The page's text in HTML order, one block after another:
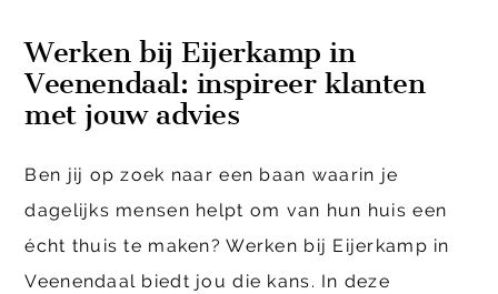
Werken bij Eijerkamp in
Veenendaal: inspireer klanten
met jouw advies
Ben jij op zoek naar een baan waarin je
dagelijks mensen helpt om van hun huis een
écht thuis te maken? Werken bij Eijerkamp in
Veenendaal biedt jou die kans. In deze